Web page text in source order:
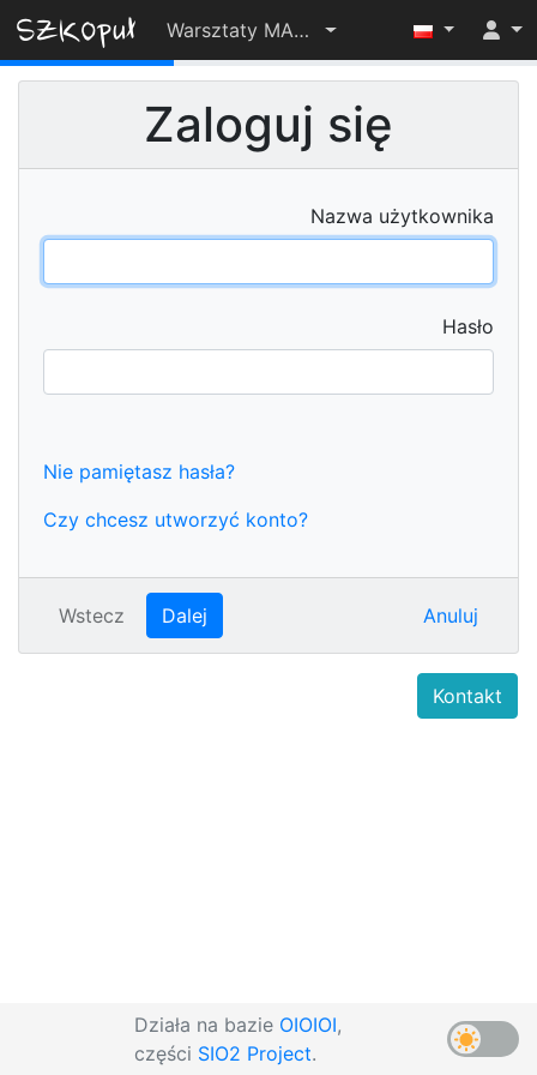
Warsztaty MAP - Grudziądz 2025
32%
Zaloguj się
Nazwa użytkownika
Hasło
Nie pamiętasz hasła?
Czy chcesz utworzyć konto?
Wstecz Dalej Anuluj
Działa na bazie OIOIOI,
części SIO2 Project.
Kontakt